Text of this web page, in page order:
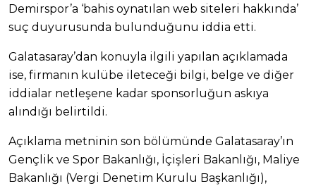
Demirspor’a ‘bahis oynatılan web siteleri hakkında’
suç duyurusunda bulunduğunu iddia etti.
Galatasaray’dan konuyla ilgili yapılan açıklamada
ise, firmanın kulübe ileteceği bilgi, belge ve diğer
iddialar netleşene kadar sponsorluğun askıya
alındığı belirtildi.
Açıklama metninin son bölümünde Galatasaray’ın
Gençlik ve Spor Bakanlığı, İçişleri Bakanlığı, Maliye
Bakanlığı (Vergi Denetim Kurulu Başkanlığı),